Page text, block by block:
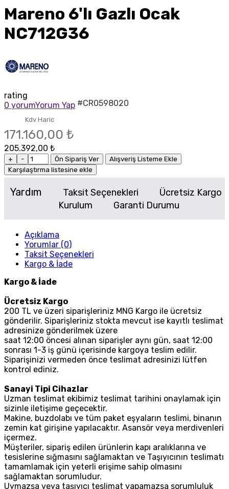
Mareno 6'lı Gazlı Ocak
NC712G36
rating
0 yorumYorum Yap #CR0598020
Kdv Haric
171.160,00 ₺
205.392,00 ₺
+ - Ön Sipariş Ver
Alışveriş Listeme Ekle
Karşılaştırma listesine ekle
Yardım Taksit Seçenekleri
Ücretsiz Kargo
Kurulum
Garanti Durumu
Açıklama
Yorumlar (0)
Taksit Seçenekleri
Kargo & İade
Kargo & İade
Ücretsiz Kargo
200 TL ve üzeri siparişleriniz MNG Kargo ile ücretsiz
gönderilir. Siparişleriniz stokta mevcut ise kayıtlı teslimat
adresinize gönderilmek üzere
saat 12:00 öncesi alınan siparişler aynı gün, saat 12:00
sonrası 1-3 iş günü içerisinde kargoya teslim edilir.
Siparişinizi vermeden önce teslimat adresinizi lütfen
kontrol ediniz.
Sanayi Tipi Cihazlar
Uzman teslimat ekibimiz teslimat tarihini onaylamak için
sizinle iletişime geçecektir.
Makine, buzdolabı ve tüm paket eşyaların teslimi, binanın
zemin kat girişine yapılacaktır. Asansör veya merdivenleri
içermez.
Müşteriler, sipariş edilen ürünlerin kapı aralıklarına ve
tesislerine sığmasını sağlamaktan ve Taşıyıcının teslimatı
tamamlamak için yeterli erişime sahip olmasını
sağlamaktan sorumludur.
Uymazsa veya taşıyıcı teslimat yapamazsa sorumluluk